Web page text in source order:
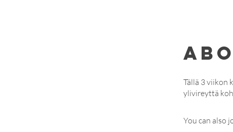
Tällä 3 viikon
ylivireyttä
You can also